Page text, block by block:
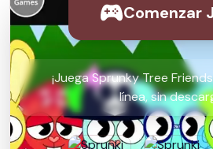
Comenzar
¡Juega Sprunky Tree
línea, sin